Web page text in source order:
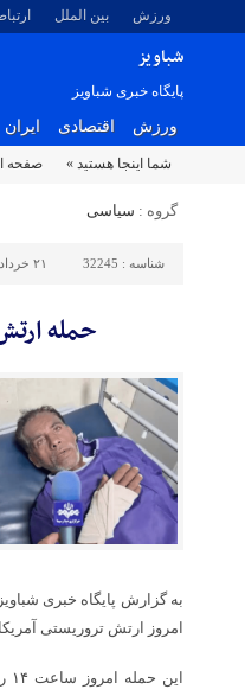
ورزش بین الملل
شباویز
پایگاه خبری شباویز
ورزش اقتصادی ایران
شما اینجا هستید » صفحه
گروه : سیاسی
شناسه : 32245 ۲۱ خرداد ۱۴۰۵ - ۲۱:۳۵
حمله
به گزارش پایگاه خبری
امروز ارتش تروریستی